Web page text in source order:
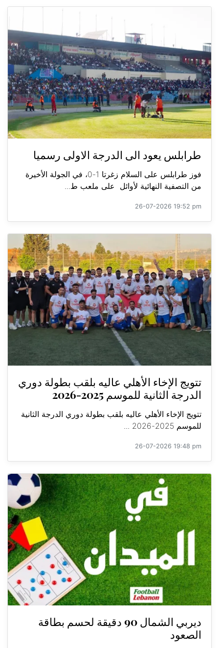
طرابلس يعود الى الدرجة الاولى رسميا
فوز طرابلس على السلام زغرتا 1-0، في الجولة الأخيرة
من التصفية النهائية لأوائل على ملعب ط...
26-07-2026 19:52 pm
تتويج الإخاء الأهلي عاليه بلقب بطولة دوري
الدرجة الثانية للموسم 2025-2026
تتويج الإخاء الأهلي عاليه بلقب بطولة دوري الدرجة الثانية
للموسم 2025-2026 ...
26-07-2026 19:48 pm
ديربي الشمال 90 دقيقة لحسم بطاقة
الصعود